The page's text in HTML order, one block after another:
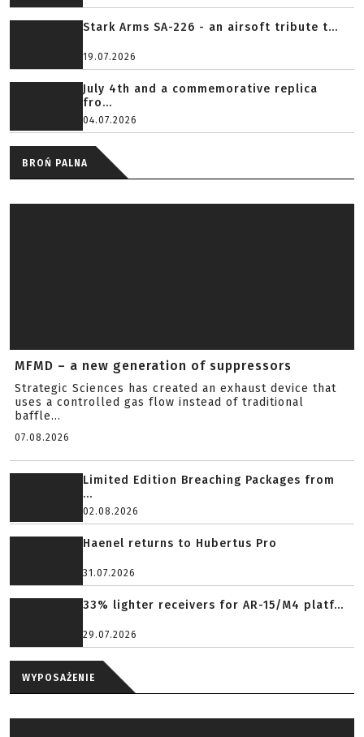
Stark Arms SA-226 - an airsoft tribute t...
19.07.2026
July 4th and a commemorative replica
fro...
04.07.2026
BROŃ PALNA
MFMD – a new generation of suppressors
Strategic Sciences has created an exhaust device that
uses a controlled gas flow instead of traditional
baffle...
07.08.2026
Limited Edition Breaching Packages from
...
02.08.2026
Haenel returns to Hubertus Pro
31.07.2026
33% lighter receivers for AR-15/M4 platf...
29.07.2026
WYPOSAŻENIE